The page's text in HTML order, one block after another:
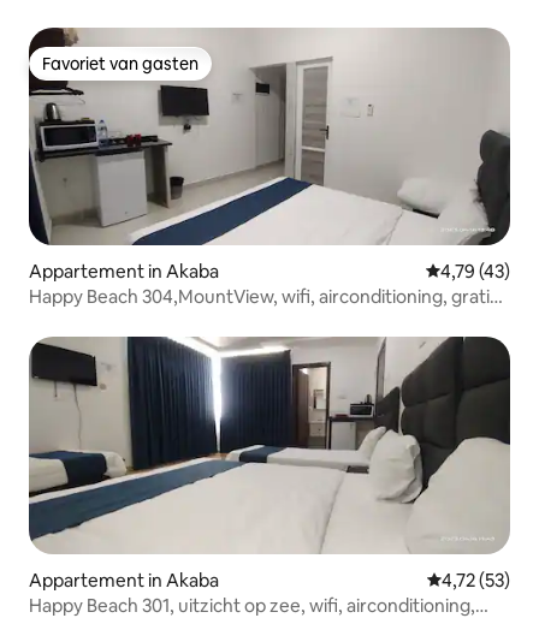
Favoriet van gasten
Favoriet van gasten
Appartement in Akaba Gemiddelde
4,79 (43)
Happy Beach 304,MountView, wifi, airconditioning, gratis
Appartement in Akaba Gemiddelde
4,72 (53)
Happy Beach 301, uitzicht op zee, wifi, airconditioning,